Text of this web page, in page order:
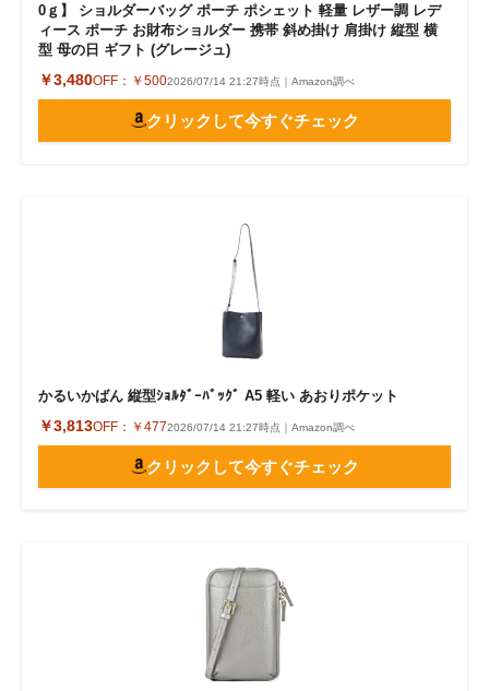
0ｇ】 ショルダーバッグ ポーチ ポシェット 軽量 レザー調 レデ
ィース ポーチ お財布ショルダー 携帯 斜め掛け 肩掛け 縦型 横
型 母の日 ギフト (グレージュ)
￥3,480OFF： ￥5002026/07/14 21:27時点｜Amazon調べ
クリックして今すぐチェック
かるいかばん 縦型ｼｮﾙﾀﾞｰﾊﾞｯｸﾞ A5 軽い あおりポケット
￥3,813OFF： ￥4772026/07/14 21:27時点｜Amazon調べ
クリックして今すぐチェック